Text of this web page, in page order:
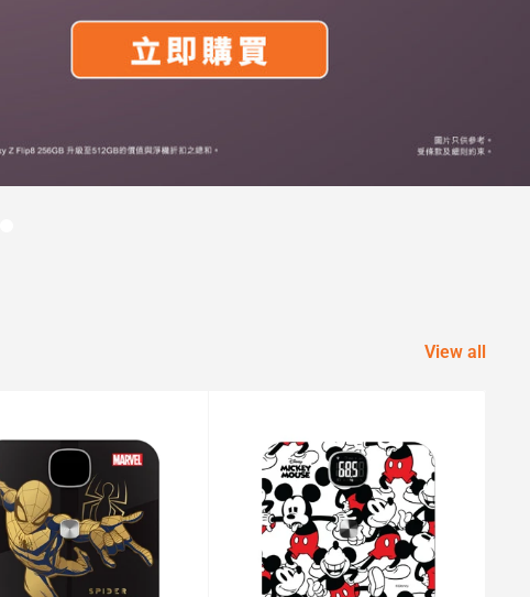
View all